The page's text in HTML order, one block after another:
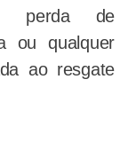
perda de
ou qualquer
ao resgate